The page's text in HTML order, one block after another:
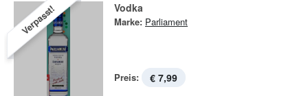
Verpasst! Vodka
Marke: Parliament
Preis: € 7,99